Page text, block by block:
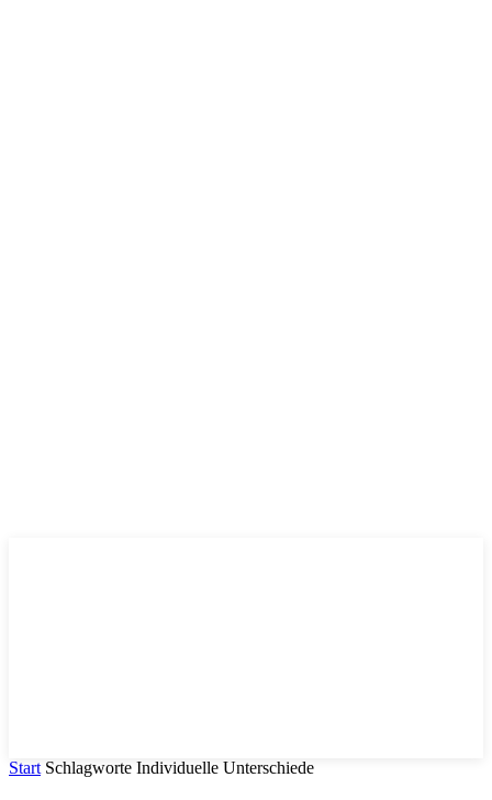
Start Schlagworte Individuelle Unterschiede